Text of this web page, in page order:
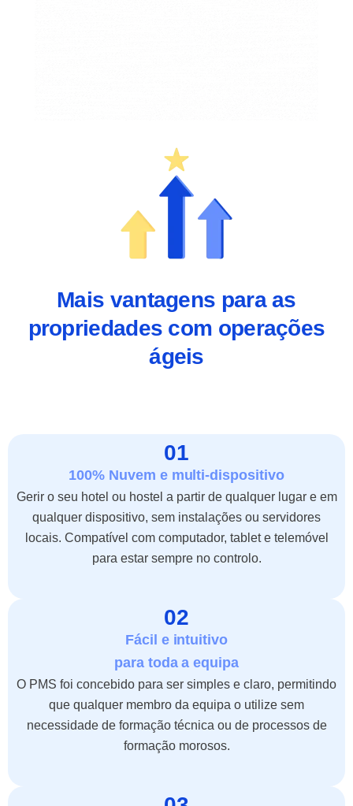
Mais vantagens para as
propriedades com operações
ágeis
01
100% Nuvem e multi-dispositivo
Gerir o seu hotel ou hostel a partir de qualquer lugar e em
qualquer dispositivo, sem instalações ou servidores
locais. Compatível com computador, tablet e telemóvel
para estar sempre no controlo.
02
Fácil e intuitivo
para toda a equipa
O PMS foi concebido para ser simples e claro, permitindo
que qualquer membro da equipa o utilize sem
necessidade de formação técnica ou de processos de
formação morosos.